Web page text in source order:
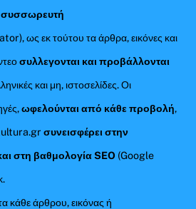
συσσωρευτή
ως εκ τούτου τα άρθρα, εικόνες και
συλλεγονται και προβάλλονται
και μη, ιστοσελίδες. Οι
ωφελούνται από κάθε προβολή,
συνεισφέρει στην
στη βαθμολογία SEO (Google
κάθε άρθρου, εικόνας ή